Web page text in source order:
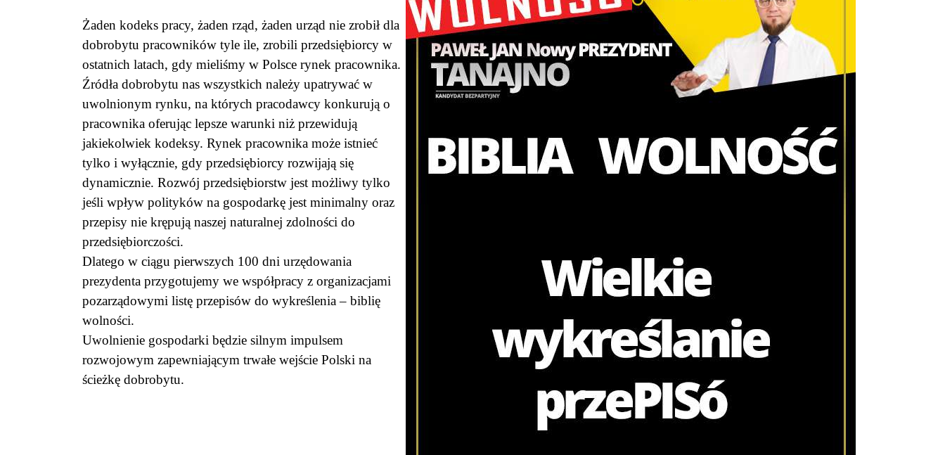
Żaden kodeks pracy, żaden rząd, żaden urząd nie zrobił dla
dobrobytu pracowników tyle ile, zrobili przedsiębiorcy w
ostatnich latach, gdy mieliśmy w Polsce rynek pracownika.
Źródła dobrobytu nas wszystkich należy upatrywać w
uwolnionym rynku, na których pracodawcy konkurują o
pracownika oferując lepsze warunki niż przewidują
jakiekolwiek kodeksy. Rynek pracownika może istnieć
tylko i wyłącznie, gdy przedsiębiorcy rozwijają się
dynamicznie. Rozwój przedsiębiorstw jest możliwy tylko
jeśli wpływ polityków na gospodarkę jest minimalny oraz
przepisy nie krępują naszej naturalnej zdolności do
przedsiębiorczości.
Dlatego w ciągu pierwszych 100 dni urzędowania
prezydenta przygotujemy we współpracy z organizacjami
pozarządowymi listę przepisów do wykreślenia – biblię
wolności.
Uwolnienie gospodarki będzie silnym impulsem
rozwojowym zapewniającym trwałe wejście Polski na
ścieżkę dobrobytu.